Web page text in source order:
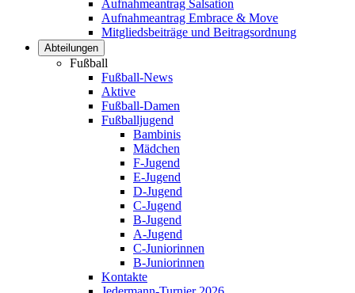
Aufnahmeantrag Salsation
Aufnahmeantrag Embrace & Move
Mitgliedsbeiträge und Beitragsordnung
Abteilungen
Fußball
Fußball-News
Aktive
Fußball-Damen
Fußballjugend
Bambinis
Mädchen
F-Jugend
E-Jugend
D-Jugend
C-Jugend
B-Jugend
A-Jugend
C-Juniorinnen
B-Juniorinnen
Kontakte